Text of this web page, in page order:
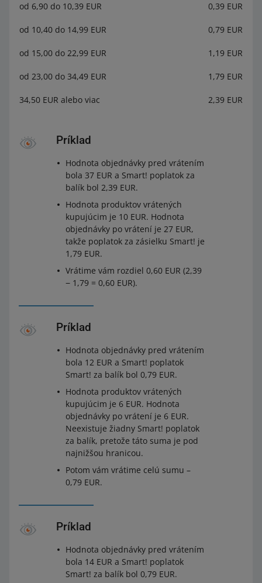
od 6,90 do 10,39 EUR 0,39 EUR
od 10,40 do 14,99 EUR 0,79 EUR
od 15,00 do 22,99 EUR 1,19 EUR
od 23,00 do 34,49 EUR 1,79 EUR
34,50 EUR alebo viac 2,39 EUR
Príklad
Hodnota objednávky pred vrátením
bola 37 EUR a Smart! poplatok za
balík bol 2,39 EUR.
Hodnota produktov vrátených
kupujúcim je 10 EUR. Hodnota
objednávky po vrátení je 27 EUR,
takže poplatok za zásielku Smart! je
1,79 EUR.
Vrátime vám rozdiel 0,60 EUR (2,39
− 1,79 = 0,60 EUR).
Príklad
Hodnota objednávky pred vrátením
bola 12 EUR a Smart! poplatok
Smart! za balík bol 0,79 EUR.
Hodnota produktov vrátených
kupujúcim je 6 EUR. Hodnota
objednávky po vrátení je 6 EUR.
Neexistuje žiadny Smart! poplatok
za balík, pretože táto suma je pod
najnižšou hranicou.
Potom vám vrátime celú sumu –
0,79 EUR.
Príklad
Hodnota objednávky pred vrátením
bola 14 EUR a Smart! poplatok
Smart! za balík bol 0,79 EUR.